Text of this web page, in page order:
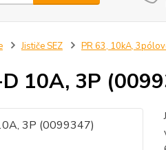
Jističe SEZ PR 63, 10kA,
10A, 3P